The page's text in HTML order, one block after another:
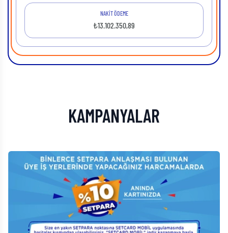
NAKİT ÖDEME
₺13.102.350,89
KAMPANYALAR